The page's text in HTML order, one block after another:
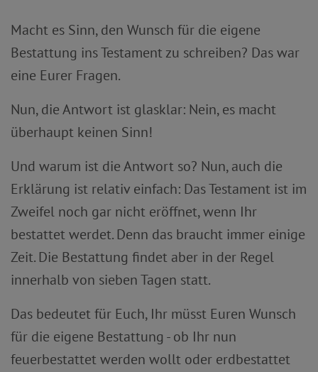
Macht es Sinn, den Wunsch für die eigene
Bestattung ins Testament zu schreiben? Das war
eine Eurer Fragen.
Nun, die Antwort ist glasklar: Nein, es macht
überhaupt keinen Sinn!
Und warum ist die Antwort so? Nun, auch die
Erklärung ist relativ einfach: Das Testament ist im
Zweifel noch gar nicht eröffnet, wenn Ihr
bestattet werdet. Denn das braucht immer einige
Zeit. Die Bestattung findet aber in der Regel
innerhalb von sieben Tagen statt.
Das bedeutet für Euch, Ihr müsst Euren Wunsch
für die eigene Bestattung - ob Ihr nun
feuerbestattet werden wollt oder erdbestattet